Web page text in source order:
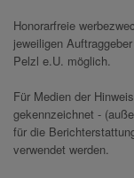
Honorarfreie
jeweiligen
Pelzl e.U. möglich.
Für Medien der
gekennzeichnet -
für die
verwendet werden.